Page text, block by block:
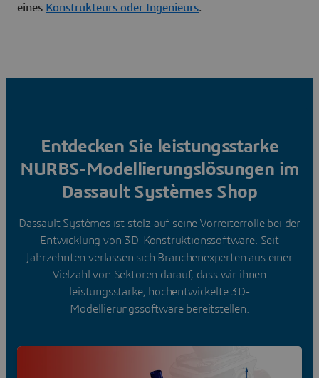
eines Konstrukteurs oder Ingenieurs.
Entdecken Sie leistungsstarke
NURBS-Modellierungslösungen im
Dassault Systèmes Shop
Dassault Systèmes ist stolz auf seine Vorreiterrolle bei der
Entwicklung von 3D-Konstruktionssoftware. Seit
Jahrzehnten verlassen sich Branchenexperten aus einer
Vielzahl von Sektoren darauf, dass wir ihnen
leistungsstarke, hochentwickelte 3D-
Modellierungssoftware bereitstellen.